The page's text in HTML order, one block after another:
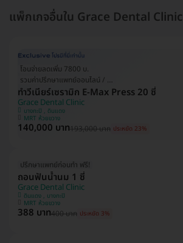
แพ็กเกจอื่นใน Grace Dental Clinic
โอนจ่ายลดเพิ่ม 7800 บ.
รวมค่าปรึกษาแพทย์ออนไลน์ / ที่คลินิก
ทำวีเนียร์เซรามิก E-Max Press 20 ซี่
Grace Dental Clinic
บางกะปิ , ดินแดง
MRT ห้วยขวาง
140,000 บาท193,000 บาท ประหยัด 23%
ปรึกษาแพทย์ก่อนทำ ฟรี!
ถอนฟันน้ำนม 1 ซี่
Grace Dental Clinic
ดินแดง , บางกะปิ
MRT ห้วยขวาง
388 บาท400 บาท ประหยัด 3%